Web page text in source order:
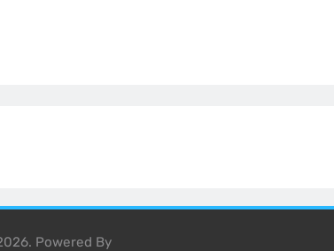
Powered By